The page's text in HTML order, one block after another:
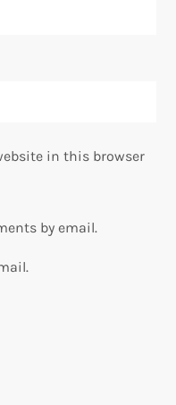
in this browser
by email.